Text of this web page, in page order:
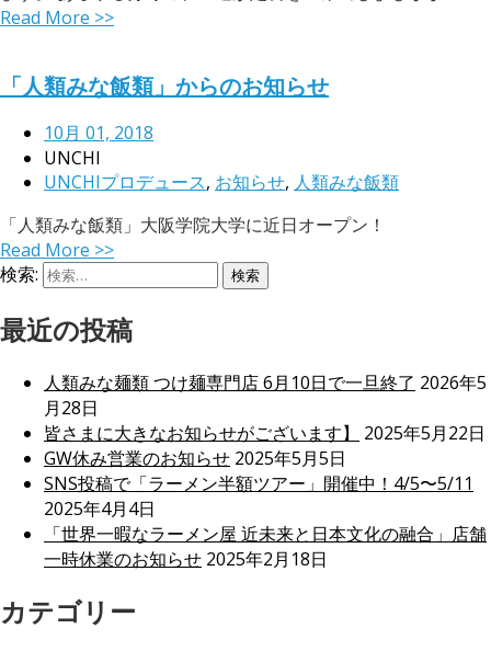
Read More >>
「人類みな飯類」からのお知らせ
10月 01, 2018
UNCHI
UNCHIプロデュース, お知らせ, 人類みな飯類
「人類みな飯類」大阪学院大学に近日オープン！
Read More >>
検索:
最近の投稿
人類みな麺類 つけ麺専門店 6月10日で一旦終了 2026年5
月28日
皆さまに大きなお知らせがございます】
2025年5月22日
GW休み営業のお知らせ 2025年5月5日
SNS投稿で「ラーメン半額ツアー」開催中！4/5〜5/11
2025年4月4日
「世界一暇なラーメン屋 近未来と日本文化の融合」店舗
一時休業のお知らせ 2025年2月18日
カテゴリー